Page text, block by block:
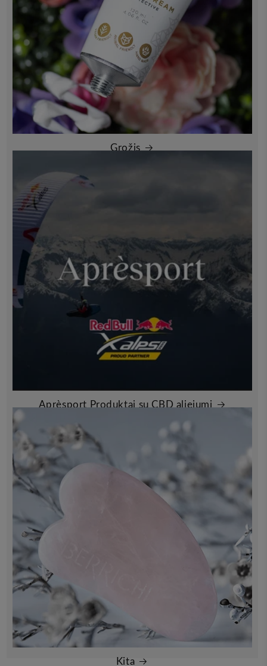
Grožis
Aprèsport Produktai su CBD aliejumi
Kita